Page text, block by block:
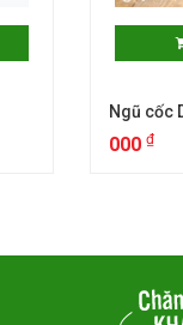
Ngũ cốc
000 ₫